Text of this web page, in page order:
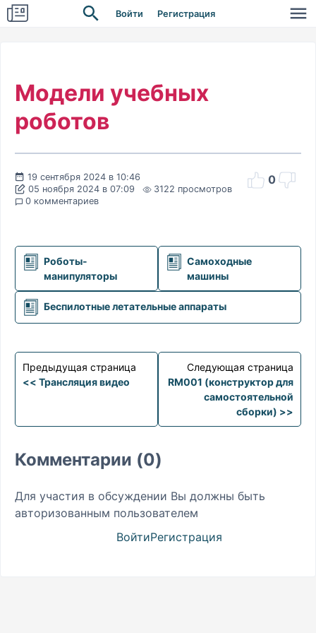
Войти Регистрация
Модели учебных
роботов
19 сентября 2024 в 10:46
05 ноября 2024 в 07:09
3122 просмотров
0 комментариев
0
Роботы-
манипуляторы
Самоходные
машины
Беспилотные летательные аппараты
Предыдущая страница
<< Трансляция видео
Следующая страница
RM001 (конструктор для
самостоятельной
сборки) >>
Комментарии (0)
Для участия в обсуждении Вы должны быть
авторизованным пользователем
ВойтиРегистрация